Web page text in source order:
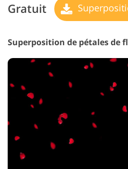
Gratuit
Superposition de pétales de